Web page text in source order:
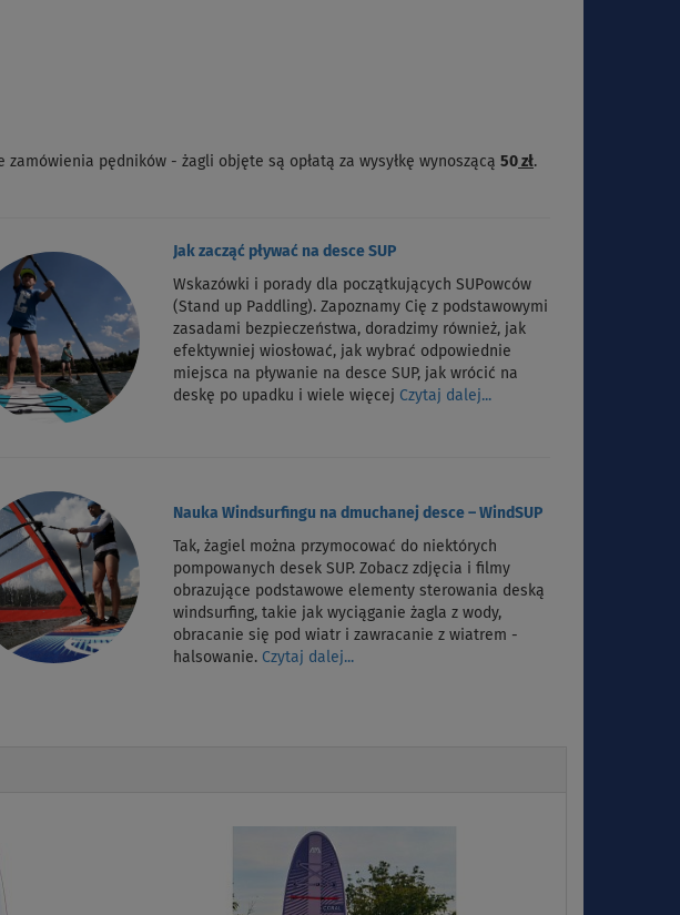
pędników - żagli objęte są opłatą za wysyłkę wynoszącą 50 zł.
Jak zacząć pływać na desce SUP
Wskazówki i porady dla początkujących SUPowców
(Stand up Paddling). Zapoznamy Cię z podstawowymi
zasadami bezpieczeństwa, doradzimy również, jak
efektywniej wiosłować, jak wybrać odpowiednie
miejsca na pływanie na desce SUP, jak wrócić na
deskę po upadku i wiele więcej Czytaj dalej...
Nauka Windsurfingu na dmuchanej desce – WindSUP
Tak, żagiel można przymocować do niektórych
pompowanych desek SUP. Zobacz zdjęcia i filmy
obrazujące podstawowe elementy sterowania deską
windsurfing, takie jak wyciąganie żagla z wody,
obracanie się pod wiatr i zawracanie z wiatrem -
halsowanie. Czytaj dalej...